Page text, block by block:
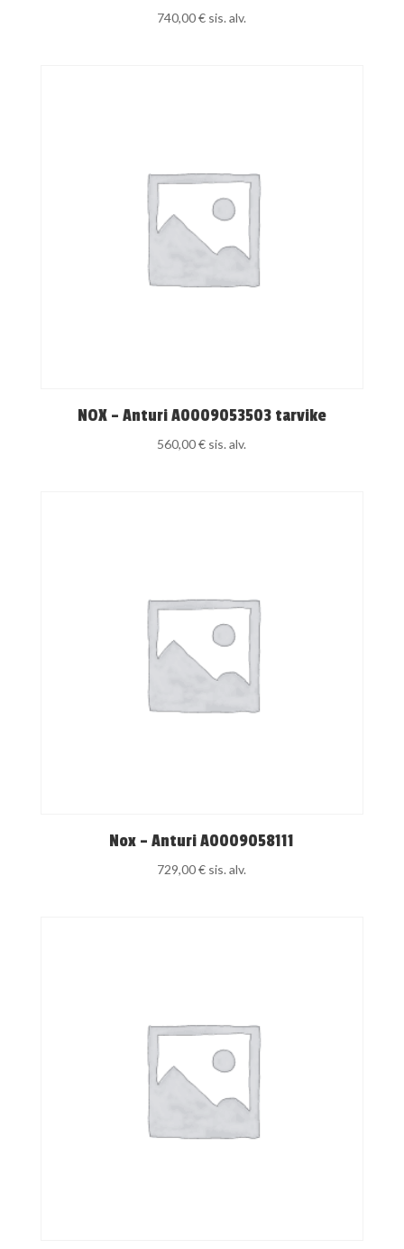
740,00€ sis. alv.
NOX – Anturi A0009053503 tarvike
560,00€ sis. alv.
Nox – Anturi A0009058111
729,00€ sis. alv.